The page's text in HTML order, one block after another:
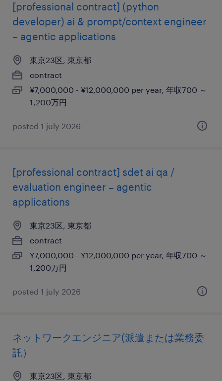
[professional contract] (python
developer) ai & prompt/context engineer
– agentic applications
東京23区, 東京都
contract
¥7,000,000 - ¥12,000,000 per year, 年収700 ～
1,200万円
posted 1 july 2026
[professional contract] sdet ai qa /
evaluation engineer – agentic
applications
東京23区, 東京都
contract
¥7,000,000 - ¥12,000,000 per year, 年収700 ～
1,200万円
posted 1 july 2026
ネットワークエンジニア(派遣または業務委
託）
東京23区, 東京都